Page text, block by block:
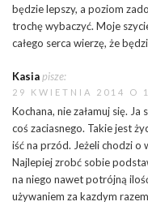
będzie lepszy, a poziom
trochę wybaczyć. Moje
całego serca wierzę, że
Kasiapisze:
29 KWIETNIA 2014 O
Kochana, nie załamuj się.
coś zaciasnego. Takie jest
iść na przód. Jeżeli chodzi o
Najlepiej zrobć sobie
na niego nawet potrójną
używaniem za kazdym